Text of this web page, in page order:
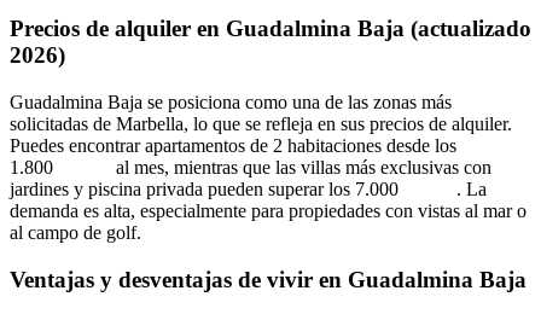
Precios de alquiler en Guadalmina Baja (actualizado
2026)
Guadalmina Baja se posiciona como una de las zonas más
solicitadas de Marbella, lo que se refleja en sus precios de alquiler.
Puedes encontrar apartamentos de 2 habitaciones desde los
1.800 al mes, mientras que las villas más exclusivas con
jardines y piscina privada pueden superar los 7.000 . La
demanda es alta, especialmente para propiedades con vistas al mar o
al campo de golf.
Ventajas y desventajas de vivir en Guadalmina Baja